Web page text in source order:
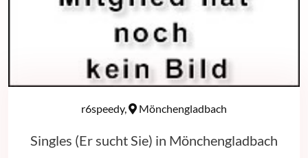
r6speedy, Mönchengladbach
Singles (Er sucht Sie) in Mönchengladbach